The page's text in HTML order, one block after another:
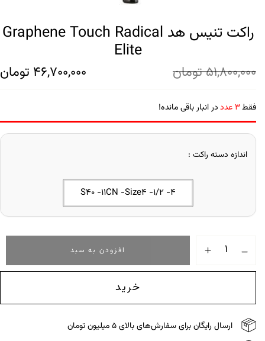
راکت تنیس هد Graphene Touch Radical
Elite
51,800,000تومان 46,700,000 تومان
فقط3 عدد در انبار باقی مانده!
اندازه دسته راکت
S40 -11CN -Size4 -1/2 -4
افزودن به سبد
خرید
ارسال رایگان برای سفارش‌های بالای ۵ میلیون تومان